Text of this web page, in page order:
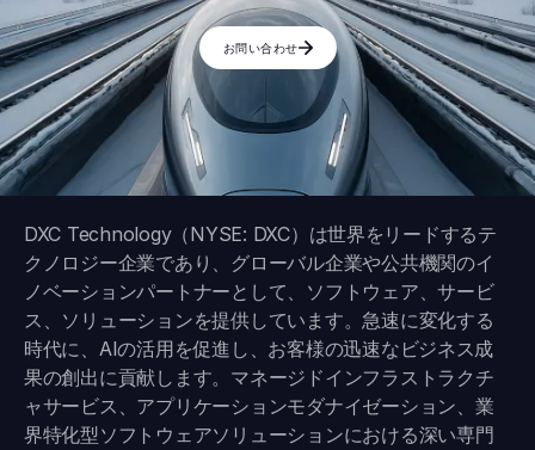
お問い合わせ
DXC Technology（NYSE: DXC）は世界をリードするテ
クノロジー企業であり、グローバル企業や公共機関のイ
ノベーションパートナーとして、ソフトウェア、サービ
ス、ソリューションを提供しています。急速に変化する
時代に、AIの活用を促進し、お客様の迅速なビジネス成
果の創出に貢献します。マネージドインフラストラクチ
ャサービス、アプリケーションモダナイゼーション、業
界特化型ソフトウェアソリューションにおける深い専門